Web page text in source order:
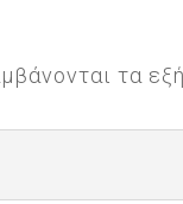
τα